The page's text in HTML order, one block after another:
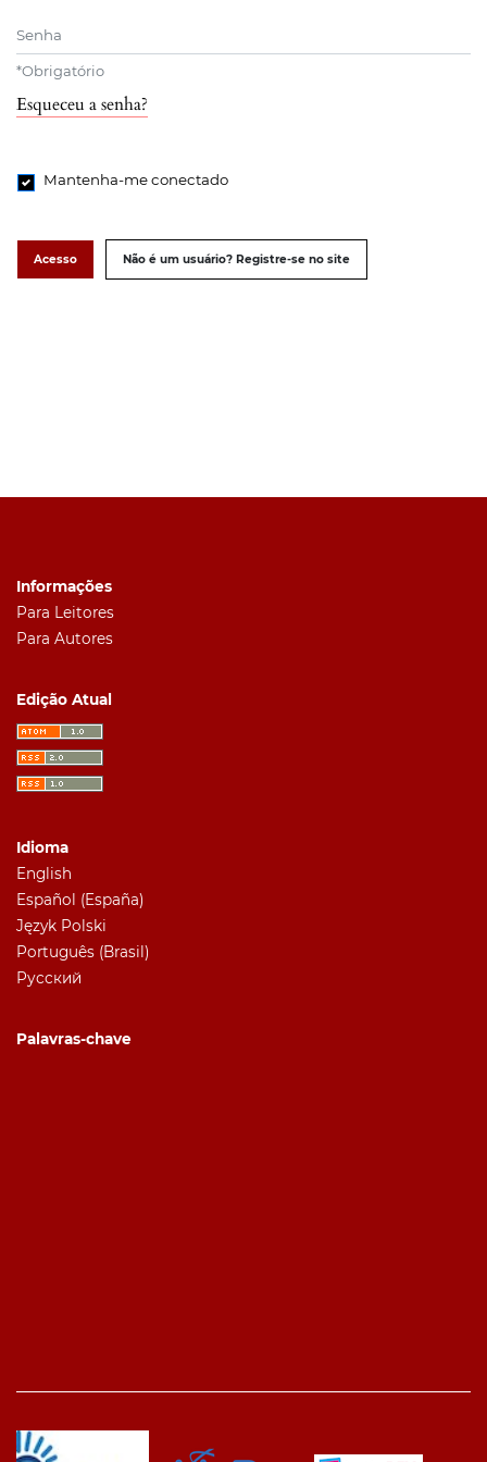
Senha
*Obrigatório
Esqueceu a senha?
Mantenha-me conectado
Acesso Não é um usuário? Registre-se no site
Informações
Para Leitores
Para Autores
Edição Atual
Idioma
English
Español (España)
Język Polski
Português (Brasil)
Русский
Palavras-chave